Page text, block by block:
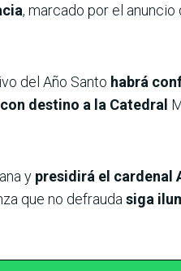
, marcado por el anuncio
del Año Santo habrá
destino a la Catedral
y presidirá el cardenal
que no defrauda siga